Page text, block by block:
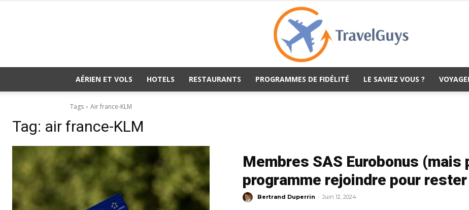
AÉRIEN ET VOLS HOTELS RESTAURANTS PROGRAMMES DE FIDÉLITÉ LE SAVIEZ VOUS ?
Tags Air france-KLM
Tag: air france-KLM
Membres SAS Eurobonus
programme rejoindre pour
Bertrand Duperrin - Juin 12, 2024